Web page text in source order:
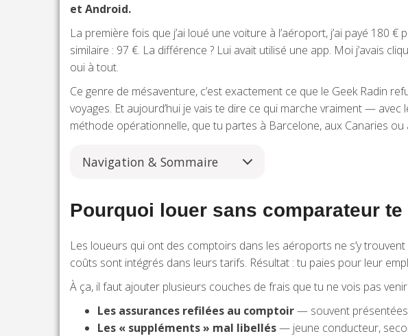
et Android.
La première fois que j’ai loué une voiture à l’aéroport, j’ai payé 180
similaire : 97 €. La différence ? Lui avait utilisé une app. Moi j’avais
oui à tout.
Ce genre de mésaventure, c’est exactement ce que le Geek Radin
voyages. Et aujourd’hui je vais te dire ce qui marche vraiment —
méthode opérationnelle, que tu partes à Barcelone, aux Canaries ou
Navigation & Sommaire
Pourquoi louer sans comparateur
Les loueurs qui ont des comptoirs dans les aéroports ne s’y
coûts sont intégrés dans leurs tarifs. Résultat : tu paies pour leur
À ça, il faut ajouter plusieurs couches de frais que tu ne vois pas venir
Les assurances refilées au comptoir— souvent
Les « suppléments » mal libellés— jeune conducteur,